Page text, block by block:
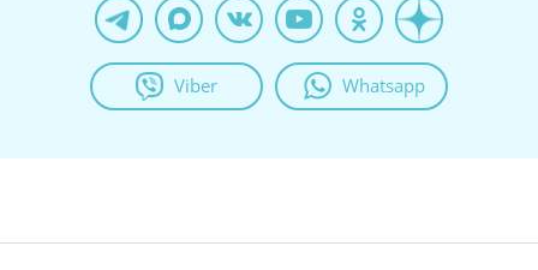
Viber Whatsapp